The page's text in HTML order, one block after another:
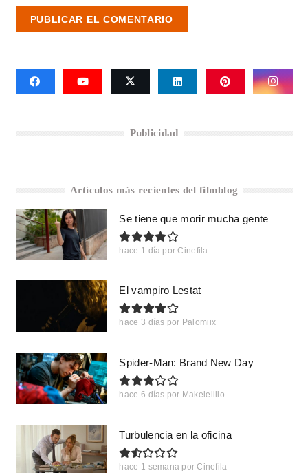
PUBLICAR EL COMENTARIO
Publicidad
Artículos más recientes del filmblog
Se tiene que morir mucha gente
hace 1 día por Cinefila
El vampiro Lestat
hace 3 días por Palomiix
Spider-Man: Brand New Day
hace 6 días por Makelelillo
Turbulencia en la oficina
hace 1 semana por Cinefila